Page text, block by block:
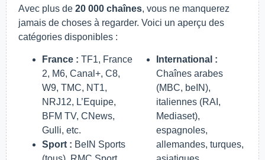
Avec plus de 20 000 chaînes, vous ne manquerez
jamais de choses à regarder. Voici un aperçu des
catégories disponibles :
France : TF1, France
2, M6, Canal+, C8,
W9, TMC, NT1,
NRJ12, L’Equipe,
BFM TV, CNews,
Gulli, etc.
Sport : BeIN Sports
International :
Chaînes arabes
(MBC, beIN),
italiennes (RAI,
Mediaset),
espagnoles,
allemandes, turques,